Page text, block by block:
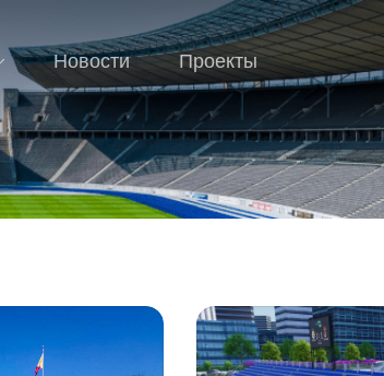
Новости Проекты